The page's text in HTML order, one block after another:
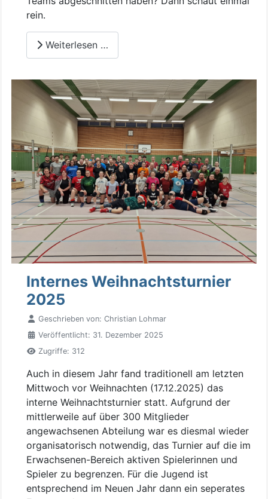
rein.
Weiterlesen …
Internes Weihnachtsturnier
2025
Geschrieben von: Christian Lohmar
Veröffentlicht: 31. Dezember 2025
Zugriffe: 312
Auch in diesem Jahr fand traditionell am letzten
Mittwoch vor Weihnachten (17.12.2025) das
interne Weihnachtsturnier statt. Aufgrund der
mittlerweile auf über 300 Mitglieder
angewachsenen Abteilung war es diesmal wieder
organisatorisch notwendig, das Turnier auf die im
Erwachsenen-Bereich aktiven Spielerinnen und
Spieler zu begrenzen. Für die Jugend ist
entsprechend im Neuen Jahr dann ein seperates